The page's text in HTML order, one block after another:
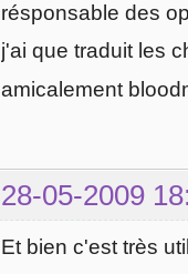
résponsable des
j'ai que traduit les
amicalement
28-05-2009
Et bien c'est très